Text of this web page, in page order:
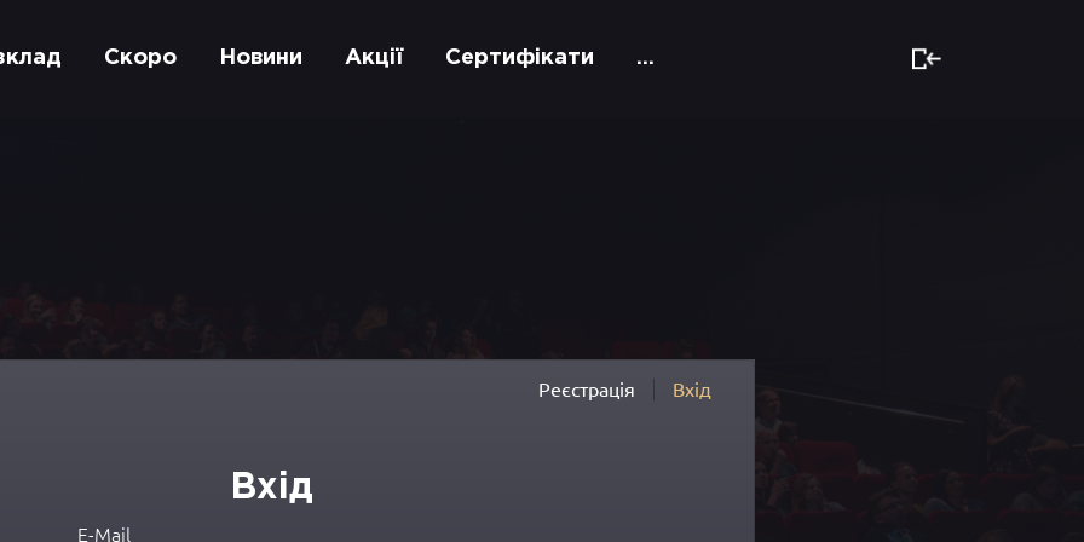
Скоро Новини Акції Сертифікати ...
Реєстрація Вхід
Вхід
E-Mail